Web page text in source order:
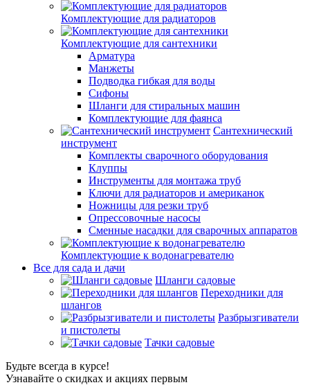
Комплектующие для радиаторов
Комплектующие для сантехники
Арматура
Манжеты
Подводка гибкая для воды
Сифоны
Шланги для стиральных машин
Комплектующие для фаянса
Сантехнический
инструмент
Комплекты сварочного оборудования
Клуппы
Инструменты для монтажа труб
Ключи для радиаторов и американок
Ножницы для резки труб
Опрессовочные насосы
Сменные насадки для сварочных аппаратов
Комплектующие к водонагревателю
Все для сада и дачи
Шланги садовые
Переходники для
шлангов
Разбрызгиватели
и пистолеты
Тачки садовые
Будьте всегда в курсе!
Узнавайте о скидках и акциях первым